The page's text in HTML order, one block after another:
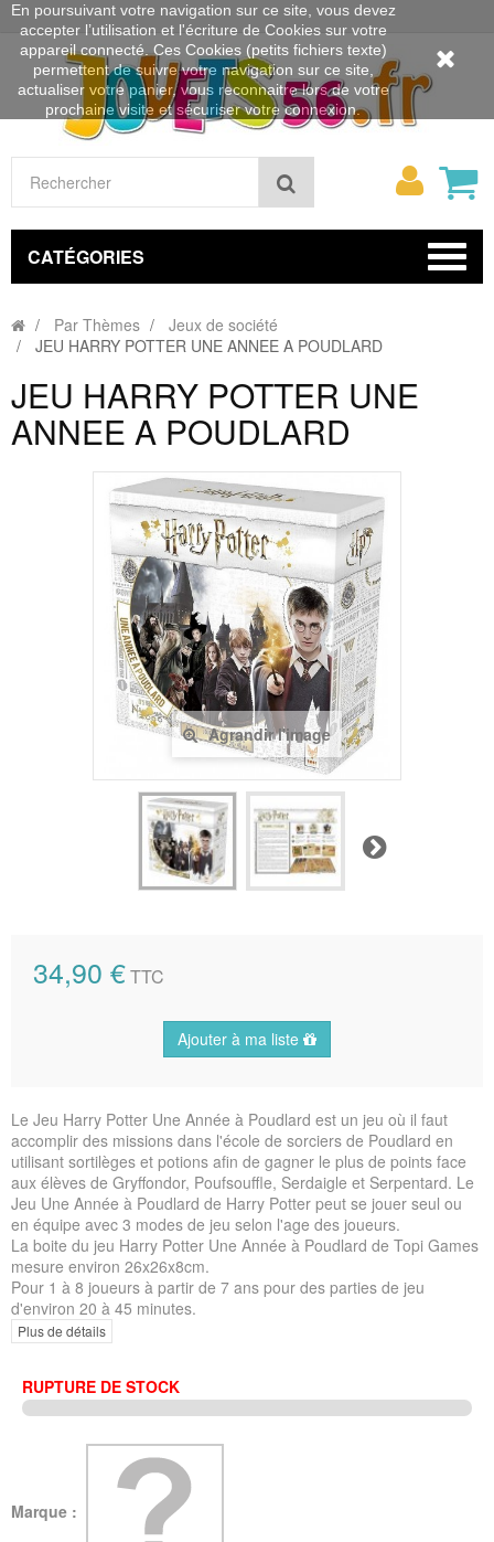
Rechercher
Mon
CATÉGORIES
Par Thèmes
Jeux de société
JEU HARRY POTTER UNE ANNEE A POUDLARD
JEU HARRY POTTER UNE
ANNEE A POUDLARD
Agrandir l'image
Suivant
34,90 €TTC
Ajouter à ma liste
Le Jeu Harry Potter Une Année à Poudlard est un jeu où il faut
accomplir des missions dans l'école de sorciers de Poudlard en
utilisant sortilèges et potions afin de gagner le plus de points face
aux élèves de Gryffondor, Poufsouffle, Serdaigle et Serpentard. Le
Jeu Une Année à Poudlard de Harry Potter peut se jouer seul ou
en équipe avec 3 modes de jeu selon l'age des joueurs.
La boite du jeu Harry Potter Une Année à Poudlard de Topi Games
mesure environ 26x26x8cm.
Pour 1 à 8 joueurs à partir de 7 ans pour des parties de jeu
d'environ 20 à 45 minutes.
Plus de détails
RUPTURE DE STOCK
Marque :
En poursuivant votre navigation sur ce site, vous devez
accepter l’utilisation et l'écriture de Cookies sur votre
appareil connecté. Ces Cookies (petits fichiers texte)
permettent de suivre votre navigation sur ce site,
actualiser votre panier, vous reconnaitre lors de votre
prochaine visite et sécuriser votre connexion.